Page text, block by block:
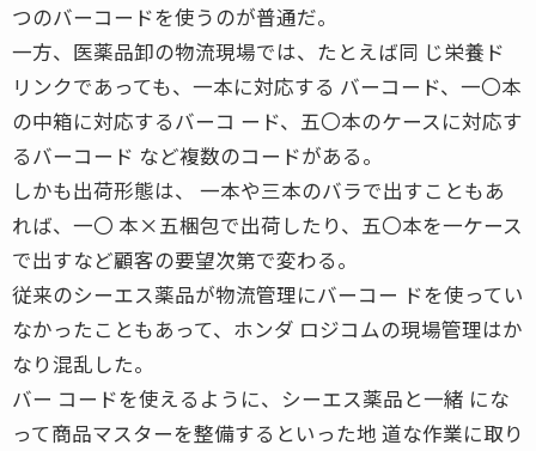
つのバーコードを使うのが普通だ。
一方、医薬品卸の物流現場では、たとえば同 じ栄養ド
リンクであっても、一本に対応する バーコード、一〇本
の中箱に対応するバーコ ード、五〇本のケースに対応す
るバーコード など複数のコードがある。
しかも出荷形態は、 一本や三本のバラで出すこともあ
れば、一〇 本×五梱包で出荷したり、五〇本を一ケース
で出すなど顧客の要望次第で変わる。
従来のシーエス薬品が物流管理にバーコー ドを使ってい
なかったこともあって、ホンダ ロジコムの現場管理はか
なり混乱した。
バー コードを使えるように、シーエス薬品と一緒 にな
って商品マスターを整備するといった地 道な作業に取り